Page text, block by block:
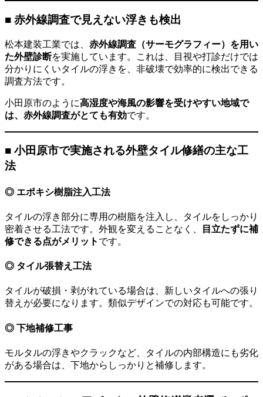
■ 赤外線調査で見えない浮きも検出
松本建装工業では、 赤外線調査（サーモグラフィー）を用い
た外壁診断を実施しています。これは、目視や打診だけでは
分かりにくいタイルの浮きを、非破壊で効率的に検出できる
調査方法です。
小田原市のように高湿度や海風の影響を受けやすい地域で
は、赤外線調査がとても有効です。
■ 小田原市で実施される外壁タイル修繕の主な工
法
◎ エポキシ樹脂注入工法
タイルの浮き部分に専用の樹脂を注入し、タイルをしっかり
密着させる工法です。外観を変えることなく、
目立たずに補
修できる点がメリット です。
◎ タイル張替え工法
タイルが破損・剥がれている場合は、新しいタイルへの張り
替えが必要になります。類似デザインでの対応も可能です。
◎ 下地補修工事
モルタルの浮きやクラックなど、タイルの内部構造にも劣化
がある場合は、下地からしっかりと補修します。